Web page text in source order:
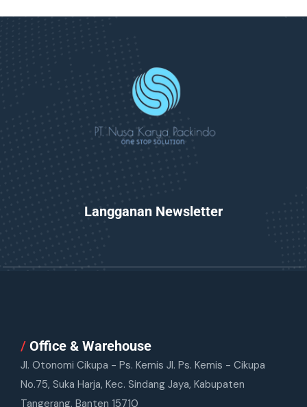
Langganan Newsletter
/ Office & Warehouse
Jl. Otonomi Cikupa - Ps. Kemis Jl. Ps. Kemis - Cikupa
No.75, Suka Harja, Kec. Sindang Jaya, Kabupaten
Tangerang, Banten 15710